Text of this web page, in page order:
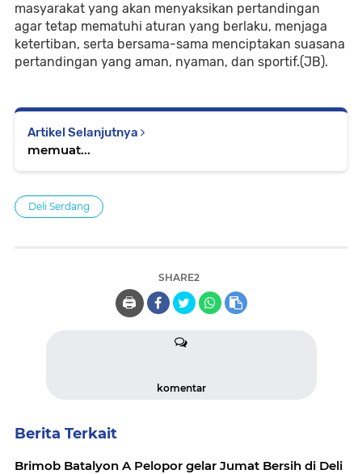
masyarakat yang akan menyaksikan pertandingan
agar tetap mematuhi aturan yang berlaku, menjaga
ketertiban, serta bersama-sama menciptakan suasana
pertandingan yang aman, nyaman, dan sportif.(JB).
Artikel Selanjutnya
memuat...
Deli Serdang
SHARE2
🖨️
komentar
Berita Terkait
Brimob Batalyon A Pelopor gelar Jumat Bersih di Deli